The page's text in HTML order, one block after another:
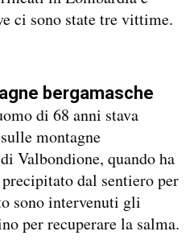
ci sono state tre vittime.
bergamasche
di 68 anni stava
montagne
Valbondione, quando ha
dal sentiero per
sono intervenuti gli
per recuperare la salma.